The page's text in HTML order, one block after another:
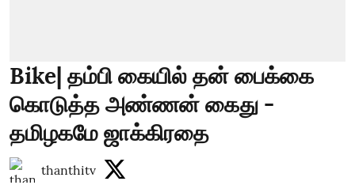
Bike| தம்பி கையில் தன் பைக்கை
கொடுத்த அண்ணன் கைது -
தமிழகமே ஜாக்கிரதை
thanthitv